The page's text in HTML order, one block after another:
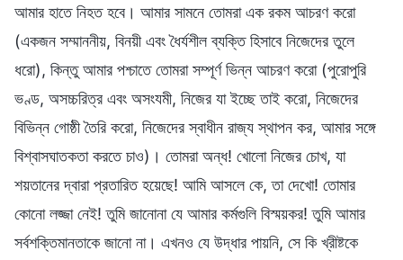
আমার হাতে নিহত হবে। আমার সামনে তোমরা এক রকম আচরণ করো
(একজন সম্মাননীয়, বিনয়ী এবং ধৈর্যশীল ব্যক্তি হিসাবে নিজেদের তুলে
ধরো), কিন্তু আমার পশ্চাতে তোমরা সম্পূর্ণ ভিন্ন আচরণ করো (পুরোপুরি
ভণ্ড, অসচ্চরিত্র এবং অসংযমী, নিজের যা ইচ্ছে তাই করো, নিজেদের
বিভিন্ন গোষ্ঠী তৈরি করো, নিজেদের স্বাধীন রাজ্য স্থাপন কর, আমার সঙ্গে
বিশ্বাসঘাতকতা করতে চাও)। তোমরা অন্ধ! খোলো নিজের চোখ, যা
শয়তানের দ্বারা প্রতারিত হয়েছে! আমি আসলে কে, তা দেখো! তোমার
কোনো লজ্জা নেই! তুমি জানোনা যে আমার কর্মগুলি বিস্ময়কর! তুমি আমার
সর্বশক্তিমানতাকে জানো না। এখনও যে উদ্ধার পায়নি, সে কি খ্রীষ্টকে